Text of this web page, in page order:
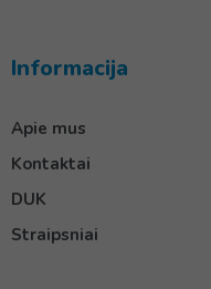
Informacija
Apie mus
Kontaktai
DUK
Straipsniai